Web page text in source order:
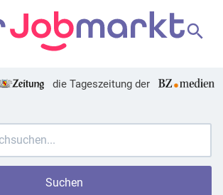
die Tageszeitung der
Suchen